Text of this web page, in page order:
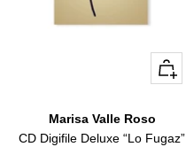
+
Añadir
Marisa Valle Roso
CD Digifile Deluxe “Lo Fugaz”